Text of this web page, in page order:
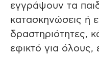
εγγράψουν τα
κατασκηνώσεις ή
δραστηριότητες,
εφικτό για όλους,